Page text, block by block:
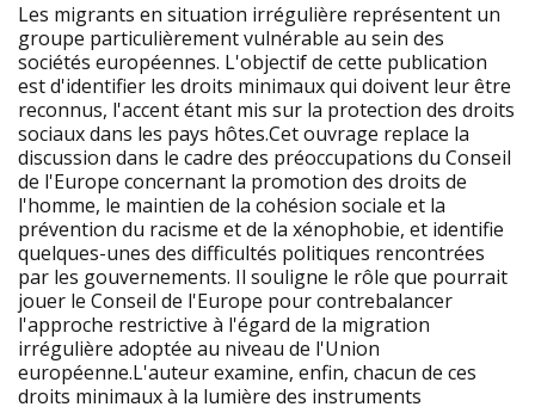
Les migrants en situation irrégulière représentent un
groupe particulièrement vulnérable au sein des
sociétés européennes. L'objectif de cette publication
est d'identifier les droits minimaux qui doivent leur être
reconnus, l'accent étant mis sur la protection des droits
sociaux dans les pays hôtes.Cet ouvrage replace la
discussion dans le cadre des préoccupations du Conseil
de l'Europe concernant la promotion des droits de
l'homme, le maintien de la cohésion sociale et la
prévention du racisme et de la xénophobie, et identifie
quelques-unes des difficultés politiques rencontrées
par les gouvernements. Il souligne le rôle que pourrait
jouer le Conseil de l'Europe pour contrebalancer
l'approche restrictive à l'égard de la migration
irrégulière adoptée au niveau de l'Union
européenne.L'auteur examine, enfin, chacun de ces
droits minimaux à la lumière des instruments